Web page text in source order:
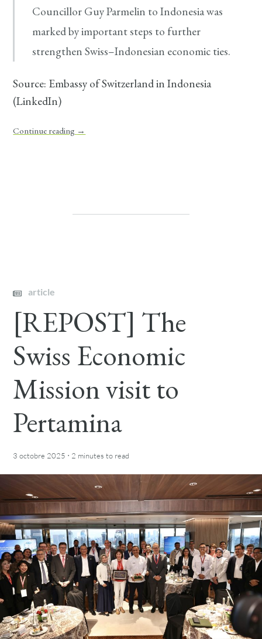
Councillor Guy Parmelin to Indonesia was
marked by important steps to further
strengthen Swiss–Indonesian economic ties.
Source: Embassy of Switzerland in Indonesia
(LinkedIn)
Continue reading →
article
[REPOST] The
Swiss Economic
Mission visit to
Pertamina
3 octobre 2025 · 2 minutes to read